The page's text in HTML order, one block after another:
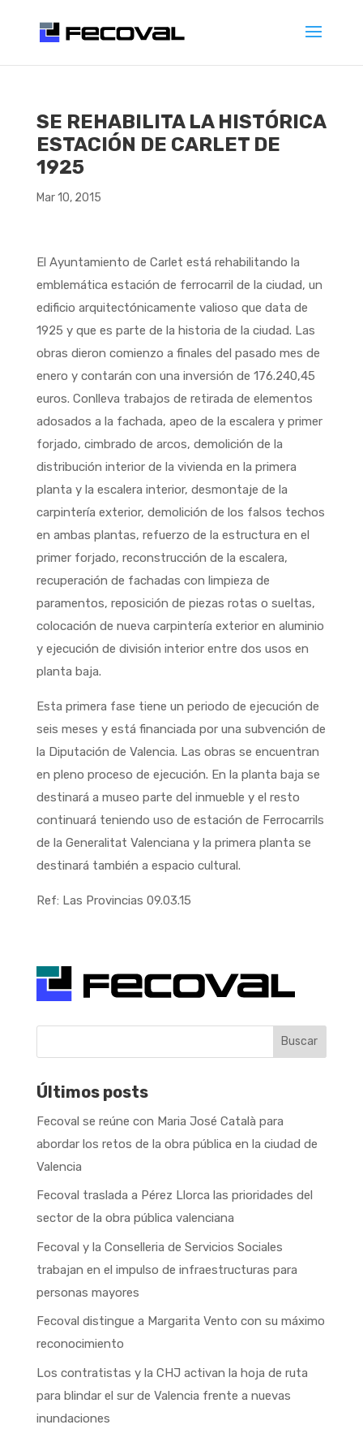
SE REHABILITA LA HISTÓRICA
ESTACIÓN DE CARLET DE
1925
Mar 10, 2015
El Ayuntamiento de Carlet está rehabilitando la
emblemática estación de ferrocarril de la ciudad, un
edificio arquitectónicamente valioso que data de
1925 y que es parte de la historia de la ciudad. Las
obras dieron comienzo a finales del pasado mes de
enero y contarán con una inversión de 176.240,45
euros. Conlleva trabajos de retirada de elementos
adosados a la fachada, apeo de la escalera y primer
forjado, cimbrado de arcos, demolición de la
distribución interior de la vivienda en la primera
planta y la escalera interior, desmontaje de la
carpintería exterior, demolición de los falsos techos
en ambas plantas, refuerzo de la estructura en el
primer forjado, reconstrucción de la escalera,
recuperación de fachadas con limpieza de
paramentos, reposición de piezas rotas o sueltas,
colocación de nueva carpintería exterior en aluminio
y ejecución de división interior entre dos usos en
planta baja.
Esta primera fase tiene un periodo de ejecución de
seis meses y está financiada por una subvención de
la Diputación de Valencia. Las obras se encuentran
en pleno proceso de ejecución. En la planta baja se
destinará a museo parte del inmueble y el resto
continuará teniendo uso de estación de Ferrocarrils
de la Generalitat Valenciana y la primera planta se
destinará también a espacio cultural.
Ref: Las Provincias 09.03.15
Buscar
Últimos posts
Fecoval se reúne con Maria José Català para
abordar los retos de la obra pública en la ciudad de
Valencia
Fecoval traslada a Pérez Llorca las prioridades del
sector de la obra pública valenciana
Fecoval y la Conselleria de Servicios Sociales
trabajan en el impulso de infraestructuras para
personas mayores
Fecoval distingue a Margarita Vento con su máximo
reconocimiento
Los contratistas y la CHJ activan la hoja de ruta
para blindar el sur de Valencia frente a nuevas
inundaciones